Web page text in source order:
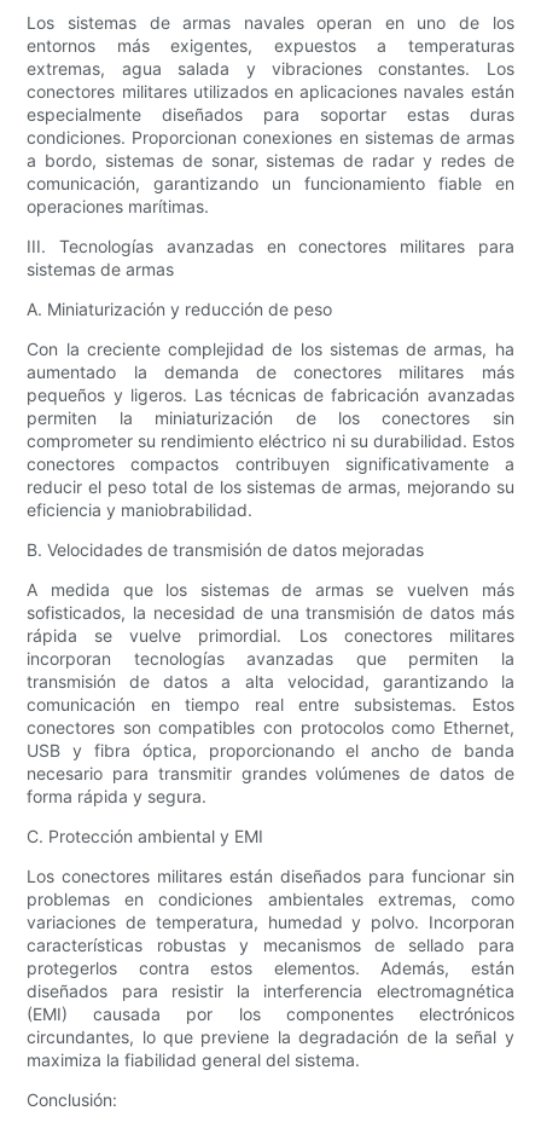
Los sistemas de armas navales operan en uno de los
entornos más exigentes, expuestos a temperaturas
extremas, agua salada y vibraciones constantes. Los
conectores militares utilizados en aplicaciones navales están
especialmente diseñados para soportar estas duras
condiciones. Proporcionan conexiones en sistemas de armas
a bordo, sistemas de sonar, sistemas de radar y redes de
comunicación, garantizando un funcionamiento fiable en
operaciones marítimas.
III. Tecnologías avanzadas en conectores militares para
sistemas de armas
A. Miniaturización y reducción de peso
Con la creciente complejidad de los sistemas de armas, ha
aumentado la demanda de conectores militares más
pequeños y ligeros. Las técnicas de fabricación avanzadas
permiten la miniaturización de los conectores sin
comprometer su rendimiento eléctrico ni su durabilidad. Estos
conectores compactos contribuyen significativamente a
reducir el peso total de los sistemas de armas, mejorando su
eficiencia y maniobrabilidad.
B. Velocidades de transmisión de datos mejoradas
A medida que los sistemas de armas se vuelven más
sofisticados, la necesidad de una transmisión de datos más
rápida se vuelve primordial. Los conectores militares
incorporan tecnologías avanzadas que permiten la
transmisión de datos a alta velocidad, garantizando la
comunicación en tiempo real entre subsistemas. Estos
conectores son compatibles con protocolos como Ethernet,
USB y fibra óptica, proporcionando el ancho de banda
necesario para transmitir grandes volúmenes de datos de
forma rápida y segura.
C. Protección ambiental y EMI
Los conectores militares están diseñados para funcionar sin
problemas en condiciones ambientales extremas, como
variaciones de temperatura, humedad y polvo. Incorporan
características robustas y mecanismos de sellado para
protegerlos contra estos elementos. Además, están
diseñados para resistir la interferencia electromagnética
(EMI) causada por los componentes electrónicos
circundantes, lo que previene la degradación de la señal y
maximiza la fiabilidad general del sistema.
Conclusión: